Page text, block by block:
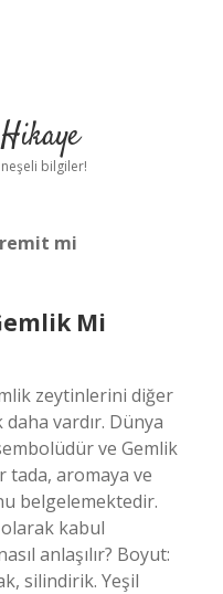
bilgiler!
mi
Mi
zeytinlerini diğer
vardır. Dünya
ve Gemlik
aromaya ve
belgelemektedir.
olarak kabul
anlaşılır? Boyut:
silindirik. Yeşil